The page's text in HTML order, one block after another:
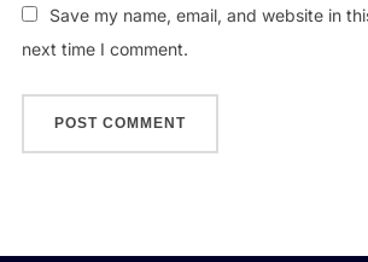
Save my name, email, and website in
next time I comment.